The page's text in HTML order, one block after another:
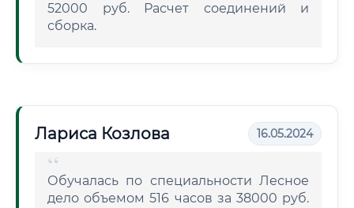
52000 руб. Расчет соединений и
сборка.
Лариса Козлова 16.05.2024
Обучалась по специальности Лесное
дело объемом 516 часов за 38000 руб.